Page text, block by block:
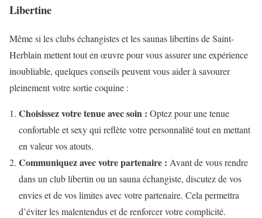
Libertine
Même si les clubs échangistes et les saunas libertins de Saint-
Herblain mettent tout en œuvre pour vous assurer une expérience
inoubliable, quelques conseils peuvent vous aider à savourer
pleinement votre sortie coquine :
Choisissez votre tenue avec soin : Optez pour une tenue
confortable et sexy qui reflète votre personnalité tout en mettant
en valeur vos atouts.
Communiquez avec votre partenaire : Avant de vous rendre
dans un club libertin ou un sauna échangiste, discutez de vos
envies et de vos limites avec votre partenaire. Cela permettra
d’éviter les malentendus et de renforcer votre complicité.